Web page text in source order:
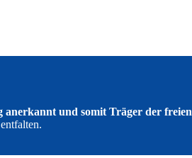
anerkannt und somit Träger der